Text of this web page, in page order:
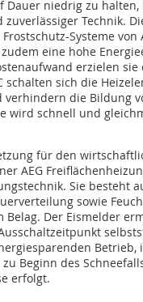
Dauer niedrig zu halten,
Technik.
Systeme von
eine hohe
erzielen
schalten sich die
die Bildung
wird schnell und
für den
AEG
Sie besteht
sowie
Belag. Der Eismelder
Betrieb,
Beginn des
erfolgt.